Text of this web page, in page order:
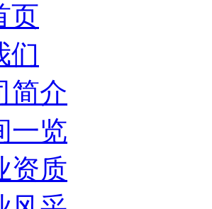
页
们
简介
一览
资质